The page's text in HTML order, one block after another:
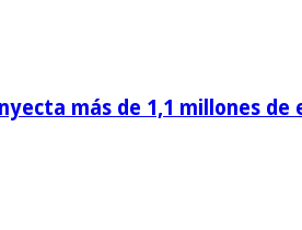
más de 1,1 millones